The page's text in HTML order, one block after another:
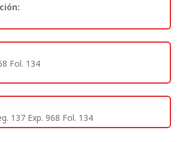
Fol. 134
137 Exp. 968 Fol. 134